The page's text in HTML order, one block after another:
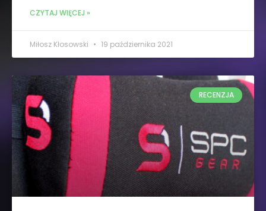
CZYTAJ WIĘCEJ »
Miłosz Kłosowski 19 października 2021
RECENZJA